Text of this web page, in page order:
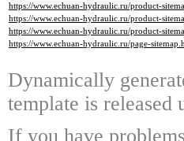
https://www.echuan-hydraulic.ru/product-
https://www.echuan-hydraulic.ru/product-
https://www.echuan-hydraulic.ru/product-
https://www.echuan-hydraulic.ru/page-
Dynamically
template is released
If you have